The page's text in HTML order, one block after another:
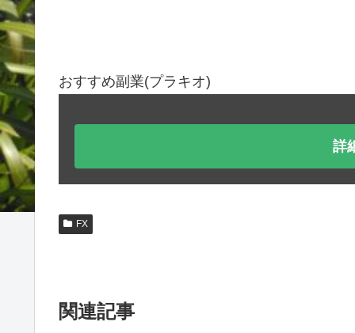
おすすめ副業(プラキオ)
詳
FX
関連記事